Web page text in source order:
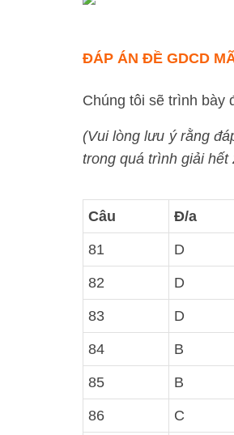
ĐÁP ÁN ĐỀ GDCD
Chúng tôi sẽ trình bày
(Vui lòng lưu ý rằng
trong quá trình giải hết
Câu
Đ/a
81 D
82 D
83 D
84 B
85 B
86 C